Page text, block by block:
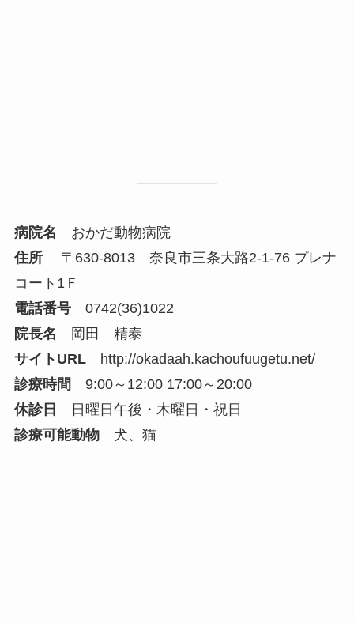
病院名 おかだ動物病院
住所〒630-8013 奈良市三条大路2-1-76 プレナ
コート1Ｆ
電話番号0742(36)1022
院長名 岡田 精泰
サイトURL
http://okadaah.kachoufuugetu.net/
診療時間 9:00～12:00 17:00～20:00
休診日
日曜日午後・木曜日・祝日
診療可能動物犬、猫